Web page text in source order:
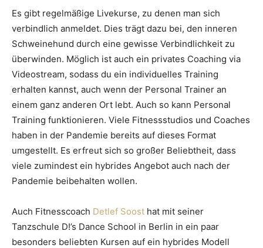
Es gibt regelmäßige Livekurse, zu denen man sich
verbindlich anmeldet. Dies trägt dazu bei, den inneren
Schweinehund durch eine gewisse Verbindlichkeit zu
überwinden. Möglich ist auch ein privates Coaching via
Videostream, sodass du ein individuelles Training
erhalten kannst, auch wenn der Personal Trainer an
einem ganz anderen Ort lebt. Auch so kann Personal
Training funktionieren. Viele Fitnessstudios und Coaches
haben in der Pandemie bereits auf dieses Format
umgestellt. Es erfreut sich so großer Beliebtheit, dass
viele zumindest ein hybrides Angebot auch nach der
Pandemie beibehalten wollen.
Auch Fitnesscoach Detlef Soost hat mit seiner
Tanzschule D!’s Dance School in Berlin in ein paar
besonders beliebten Kursen auf ein hybrides Modell